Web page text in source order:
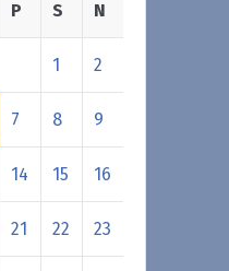
P S N
1 2
7 8 9
14 15 16
21 22 23